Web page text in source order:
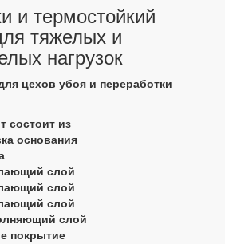
и термостойкий
тяжелых и
нагрузок
цехов убоя и переработки
состоит из
основания
слой
слой
слой
слой
покрытие